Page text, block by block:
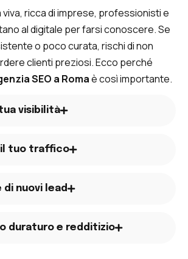
viva, ricca di imprese, professionisti e
al digitale per farsi conoscere. Se
o poco curata, rischi di non
clienti preziosi. Ecco perché
SEO a Romaè così importante.
visibilità
tuo traffico
di nuovi lead
duraturo e redditizio